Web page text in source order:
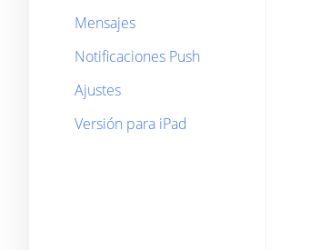
Mensajes
Notificaciones Push
Ajustes
Versión para iPad